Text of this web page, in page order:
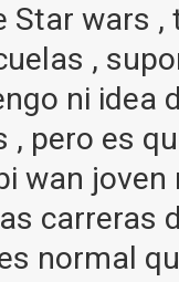
Star wars
,
ni idea
, pero es
wan joven
carreras
normal